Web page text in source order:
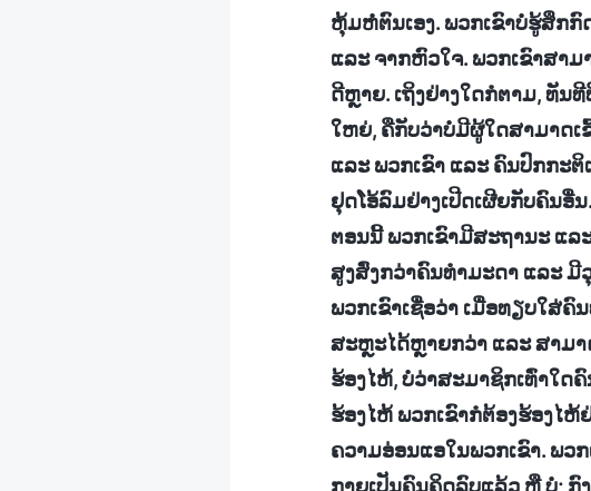
ຫຸ້ມຫໍ່ຕົນເອງ. ພວກເຂົາບໍ່ຮູ້ສຶກກົ
ແລະ ຈາກຫົວໃຈ. ພວກເຂົາສາມ
ດີຫຼາຍ. ເຖິງຢ່າງໃດກໍຕາມ, ທັນ
ໃຫຍ່, ຄືກັບວ່າບໍ່ມີຜູ້ໃດສາມາດເ
ແລະ ພວກເຂົາ ແລະ ຄົນປົກກະ
ຢຸດໂອ້ລົມຢ່າງເປີດເຜີຍກັບຄົນອື່
ຕອນນີ້ ພວກເຂົາມີສະຖານະ ແລ
ສູງສົ່ງກວ່າຄົນທໍາມະດາ ແລະ ມີ
ພວກເຂົາເຊື່ອວ່າ ເມື່ອທຽບໃສ່
ສະຫຼະໄດ້ຫຼາຍກວ່າ ແລະ ສາມ
ຮ້ອງໄຫ້, ບໍ່ວ່າສະມາຊິກເທົ່າໃດ
ຮ້ອງໄຫ້ ພວກເຂົາກໍຕ້ອງຮ້ອງໄ
ຄວາມອ່ອນແອໃນພວກເຂົາ. ພວ
ກາຍເປັນຄົນຄິດລົບແລ້ວ ຫຼື ບໍ່; ກົ